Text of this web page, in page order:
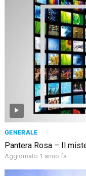
GENERALE
Pantera Rosa – Il
Aggiornato 1 anno fa